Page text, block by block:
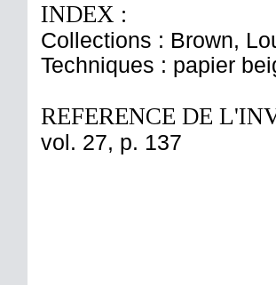
INDEX :
Collections : Brown,
Techniques : papier
REFERENCE DE
vol. 27, p. 137